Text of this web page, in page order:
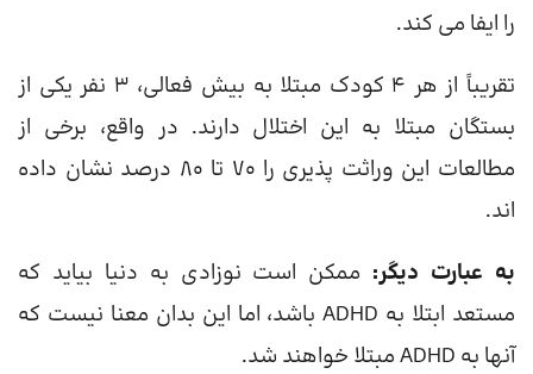
را ایفا می کند.
تقریباً از هر 4 کودک مبتلا به بیش فعالی، 3 نفر یکی از
بستگان مبتلا به این اختلال دارند. در واقع، برخی از
مطالعات این وراثت پذیری را 70 تا 80 درصد نشان داده
اند.
به عبارت دیگر: ممکن است نوزادی به دنیا بیاید که
مستعد ابتلا به ADHD باشد، اما این بدان معنا نیست که
آنها به ADHD مبتلا خواهند شد.